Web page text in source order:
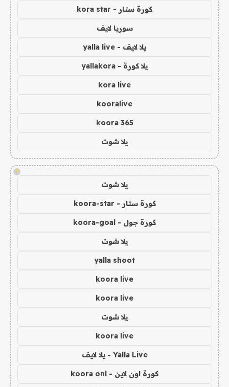
كورة ستار - kora star
سوريا لايف
يلا لايف - yalla live
يلا كورة - yallakora
kora live
kooralive
koora 365
يلا شوت
!
يلا شوت
كورة ستار - koora-star
كورة جول - koora-goal
يلا شوت
yalla shoot
koora live
koora live
يلا شوت
koora live
Yalla Live - يلا لايف
كورة اون لاين - koora onl